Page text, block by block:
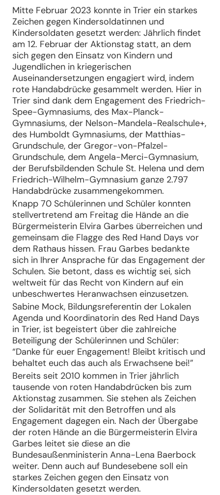
Mitte Februar 2023 konnte in Trier ein starkes
Zeichen gegen Kindersoldatinnen und
Kindersoldaten gesetzt werden: Jährlich findet
am 12. Februar der Aktionstag statt, an dem
sich gegen den Einsatz von Kindern und
Jugendlichen in kriegerischen
Auseinandersetzungen engagiert wird, indem
rote Handabdrücke gesammelt werden. Hier in
Trier sind dank dem Engagement des Friedrich-
Spee-Gymnasiums, des Max-Planck-
Gymnasiums, der Nelson-Mandela-Realschule+,
des Humboldt Gymnasiums, der Matthias-
Grundschule, der Gregor-von-Pfalzel-
Grundschule, dem Angela-Merci-Gymnasium,
der Berufsbildenden Schule St. Helena und dem
Friedrich-Wilhelm-Gymnasium ganze 2.797
Handabdrücke zusammengekommen.
Knapp 70 Schülerinnen und Schüler konnten
stellvertretend am Freitag die Hände an die
Bürgermeisterin Elvira Garbes überreichen und
gemeinsam die Flagge des Red Hand Days vor
dem Rathaus hissen. Frau Garbes bedankte
sich in Ihrer Ansprache für das Engagement der
Schulen. Sie betont, dass es wichtig sei, sich
weltweit für das Recht von Kindern auf ein
unbeschwertes Heranwachsen einzusetzen.
Sabine Mock, Bildungsreferentin der Lokalen
Agenda und Koordinatorin des Red Hand Days
in Trier, ist begeistert über die zahlreiche
Beteiligung der Schülerinnen und Schüler:
“Danke für euer Engagement! Bleibt kritisch und
behaltet euch das auch als Erwachsene bei!”
Bereits seit 2010 kommen in Trier jährlich
tausende von roten Handabdrücken bis zum
Aktionstag zusammen. Sie stehen als Zeichen
der Solidarität mit den Betroffen und als
Engagement dagegen ein. Nach der Übergabe
der roten Hände an die Bürgermeisterin Elvira
Garbes leitet sie diese an die
Bundesaußenministerin Anna-Lena Baerbock
weiter. Denn auch auf Bundesebene soll ein
starkes Zeichen gegen den Einsatz von
Kindersoldaten gesetzt werden.